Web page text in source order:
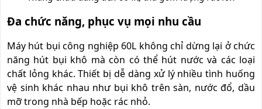
Đa chức năng, phục vụ mọi nhu cầu
Máy hút bụi công nghiệp 60L không chỉ dừng lại ở chức
năng hút bụi khô mà còn có thể hút nước và các loại
chất lỏng khác. Thiết bị dễ dàng xử lý nhiều tình huống
vệ sinh khác nhau như bụi khô trên sàn, nước đổ, dầu
mỡ trong nhà bếp hoặc rác nhỏ.